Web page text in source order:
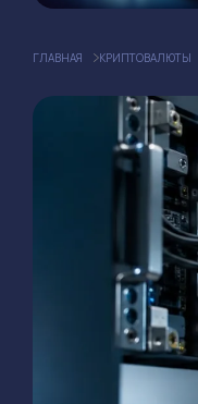
ГЛАВНАЯ КРИПТОВАЛЮТЫ